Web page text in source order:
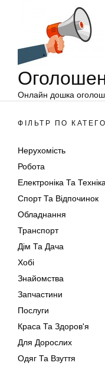
Онлайн дошка
ФІЛЬТР ПО
Нерухомість
Робота
Електроніка Та Техніка
Спорт Та Відпочинок
Обладнання
Транспорт
Дім Та Дача
Хобі
Знайомства
Запчастини
Послуги
Краса Та Здоров'я
Для Дорослих
Одяг Та Взуття